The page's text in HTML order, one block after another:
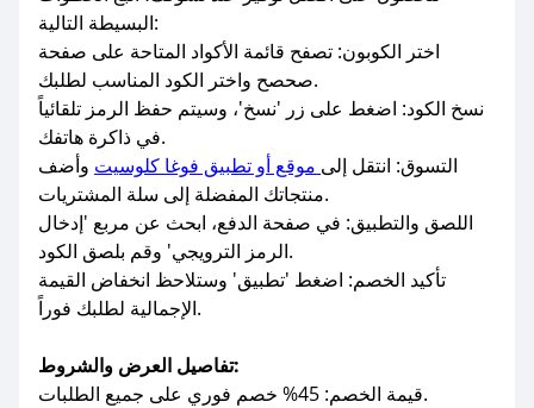
البسيطة التالية:
اختر الكوبون: تصفح قائمة الأكواد المتاحة على صفحة
صحصح واختر الكود المناسب لطلبك.
نسخ الكود: اضغط على زر 'نسخ'، وسيتم حفظ الرمز تلقائياً
في ذاكرة هاتفك.
التسوق: انتقل إلى موقع أو تطبيق فوغا كلوسيت وأضف
منتجاتك المفضلة إلى سلة المشتريات.
اللصق والتطبيق: في صفحة الدفع، ابحث عن مربع 'إدخال
الرمز الترويجي' وقم بلصق الكود.
تأكيد الخصم: اضغط 'تطبيق' وستلاحظ انخفاض القيمة
الإجمالية لطلبك فوراً.
تفاصيل العرض والشروط:
قيمة الخصم: 45% خصم فوري على جميع الطلبات.